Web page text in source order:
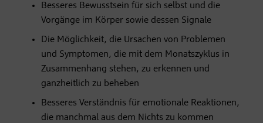
Besseres Bewusstsein für sich selbst und die
Vorgänge im Körper sowie dessen Signale
Die Möglichkeit, die Ursachen von Problemen
und Symptomen, die mit dem Monatszyklus in
Zusammenhang stehen, zu erkennen und
ganzheitlich zu beheben
Besseres Verständnis für emotionale Reaktionen,
die manchmal aus dem Nichts zu kommen